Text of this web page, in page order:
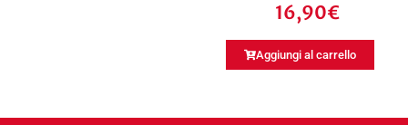
16,90€
Aggiungi al carrello